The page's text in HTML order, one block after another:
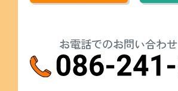
お電話でのお問い合わせ